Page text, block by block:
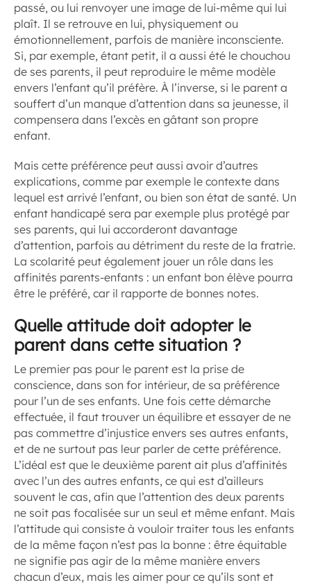
passé, ou lui renvoyer une image de lui-même qui lui
plaît. Il se retrouve en lui, physiquement ou
émotionnellement, parfois de manière inconsciente.
Si, par exemple, étant petit, il a aussi été le chouchou
de ses parents, il peut reproduire le même modèle
envers l’enfant qu’il préfère. À l’inverse, si le parent a
souffert d’un manque d’attention dans sa jeunesse, il
compensera dans l’excès en gâtant son propre
enfant.
Mais cette préférence peut aussi avoir d’autres
explications, comme par exemple le contexte dans
lequel est arrivé l’enfant, ou bien son état de santé. Un
enfant handicapé sera par exemple plus protégé par
ses parents, qui lui accorderont davantage
d’attention, parfois au détriment du reste de la fratrie.
La scolarité peut également jouer un rôle dans les
affinités parents-enfants : un enfant bon élève pourra
être le préféré, car il rapporte de bonnes notes.
Quelle attitude doit adopter le
parent dans cette situation ?
Le premier pas pour le parent est la prise de
conscience, dans son for intérieur, de sa préférence
pour l’un de ses enfants. Une fois cette démarche
effectuée, il faut trouver un équilibre et essayer de ne
pas commettre d’injustice envers ses autres enfants,
et de ne surtout pas leur parler de cette préférence.
L’idéal est que le deuxième parent ait plus d’affinités
avec l’un des autres enfants, ce qui est d’ailleurs
souvent le cas, afin que l’attention des deux parents
ne soit pas focalisée sur un seul et même enfant. Mais
l’attitude qui consiste à vouloir traiter tous les enfants
de la même façon n’est pas la bonne : être équitable
ne signifie pas agir de la même manière envers
chacun d’eux, mais les aimer pour ce qu’ils sont et